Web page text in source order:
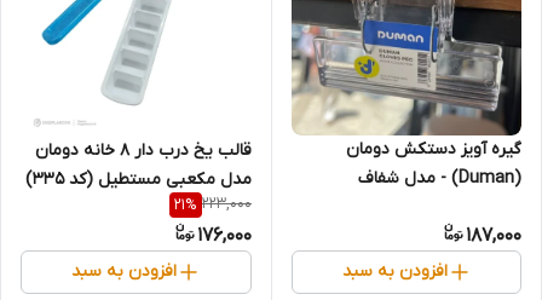
گیره آویز دستکش دومان
(Duman) - مدل شفاف
187,000
افزودن به سبد
قالب یخ درب دار ۸ خانه دومان
مدل مکعبی مستطیل (کد ۳۳۵)
223,000
21%
176,000
افزودن به سبد